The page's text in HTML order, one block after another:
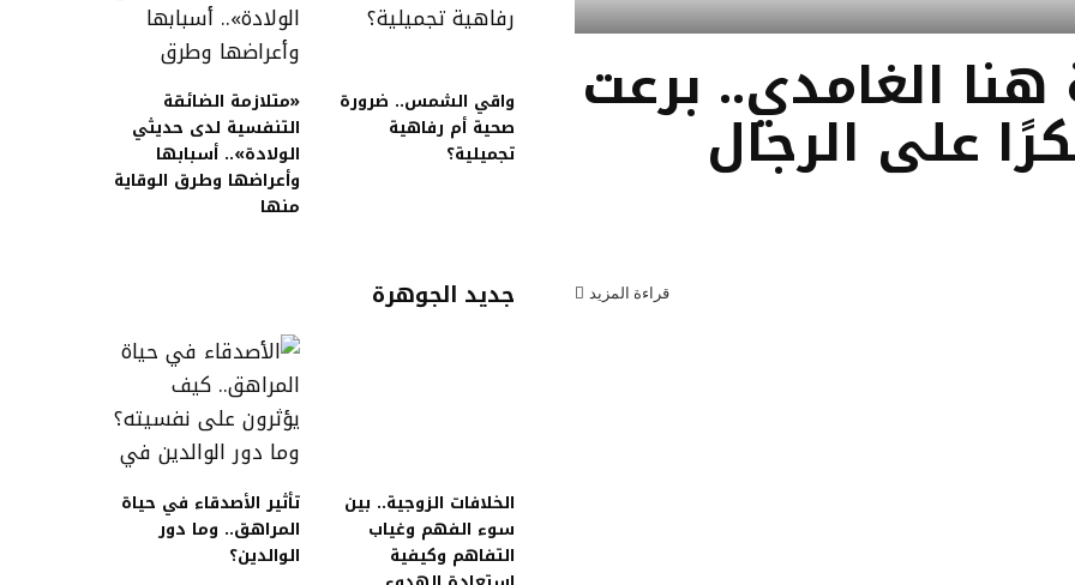
الغامدي.. برعت
على الرجال
قراءة المزيد
واقي الشمس.. ضرورة
صحية أم رفاهية
تجميلية؟
«متلازمة الضائقة
التنفسية لدى حديثي
الولادة».. أسبابها
وأعراضها وطرق الوقاية
منها
جديد الجوهرة
الخلافات الزوجية.. بين
سوء الفهم وغياب
التفاهم وكيفية
تأثير الأصدقاء في حياة
المراهق.. وما دور
الوالدين؟